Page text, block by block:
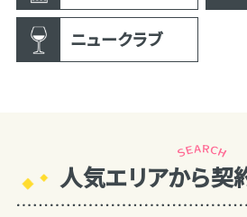
ニュークラブ
人気エリアから契